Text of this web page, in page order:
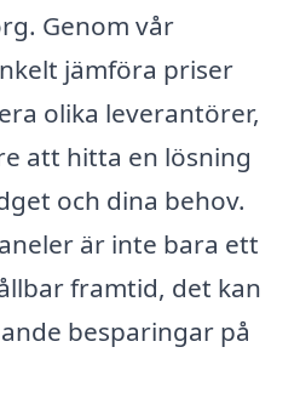
Genom vår
jämföra priser
olika leverantörer,
att hitta en lösning
och dina behov.
är inte bara ett
framtid, det kan
besparingar på